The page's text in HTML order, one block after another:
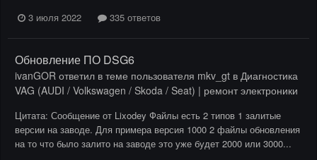
3 июля 2022
335 ответов
Обновление ПО DSG6
ivanGOR ответил в теме пользователя mkv_gt в Диагностика
VAG (AUDI / Volkswagen / Skoda / Seat) | ремонт электроники
Цитата: Сообщение от Lixodey Файлы есть 2 типов 1 залитые
версии на заводе. Для примера версия 1000 2 файлы обновления
на то что было залито на заводе это уже будет 2000 или 3000...